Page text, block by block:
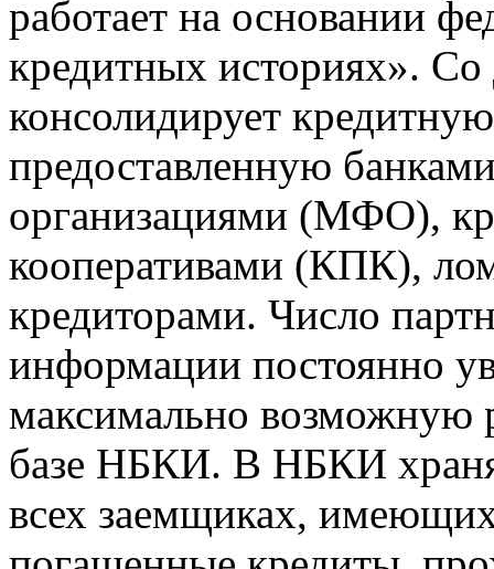
работает на основании
кредитных историях».
консолидирует
предоставленную
организациями (МФО),
кооперативами (КПК),
кредиторами. Число
информации постоянно
максимально возможную
базе НБКИ. В НБКИ
всех заемщиках,